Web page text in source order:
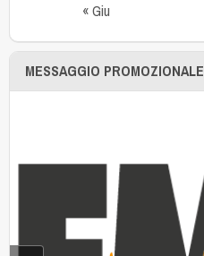
« Giu
MESSAGGIO PROMOZIONALE